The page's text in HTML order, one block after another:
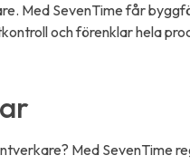
Med SevenTime får
och förenklar hela
Med SevenTime